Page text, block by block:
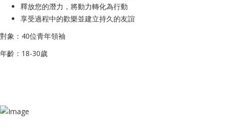
釋放您的潛力，將動力轉化為行動
享受過程中的歡樂並建立持久的友誼
對象：40位青年領袖
年齡：18-30歲